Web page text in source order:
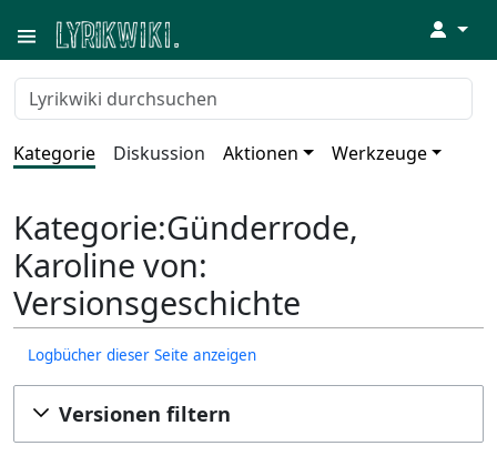
↓
Kategorie Diskussion Aktionen Werkzeuge
Kategorie:Günderrode,
Karoline von:
Versionsgeschichte
Logbücher dieser Seite anzeigen
Versionen filtern